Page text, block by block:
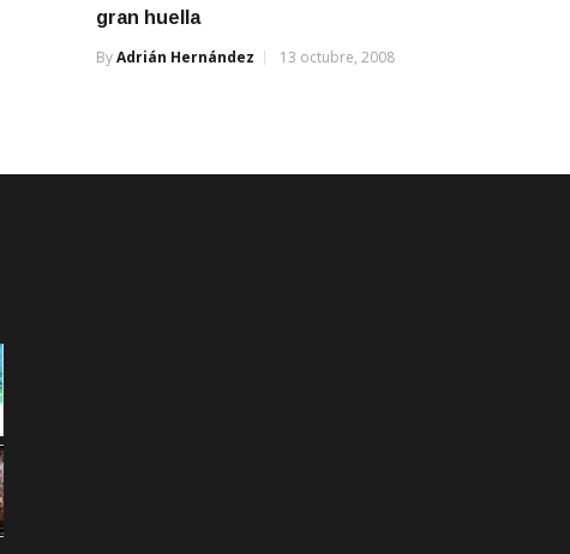
gran huella
ByAdrián Hernández 13 octubre, 2008